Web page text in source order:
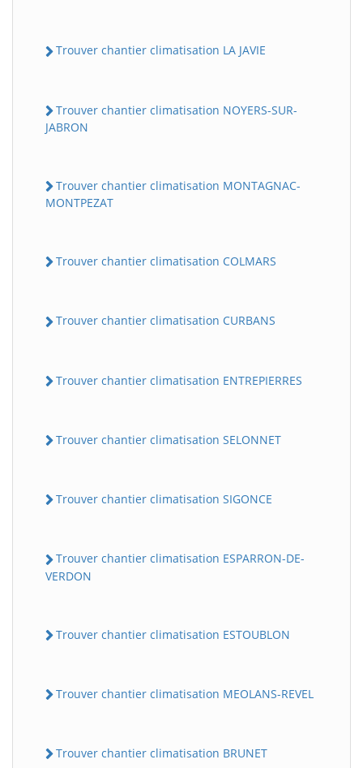
Trouver chantier climatisation LA JAVIE
Trouver chantier climatisation NOYERS-SUR-
JABRON
Trouver chantier climatisation MONTAGNAC-
MONTPEZAT
Trouver chantier climatisation COLMARS
Trouver chantier climatisation CURBANS
Trouver chantier climatisation ENTREPIERRES
Trouver chantier climatisation SELONNET
Trouver chantier climatisation SIGONCE
Trouver chantier climatisation ESPARRON-DE-
VERDON
Trouver chantier climatisation ESTOUBLON
Trouver chantier climatisation MEOLANS-REVEL
Trouver chantier climatisation BRUNET